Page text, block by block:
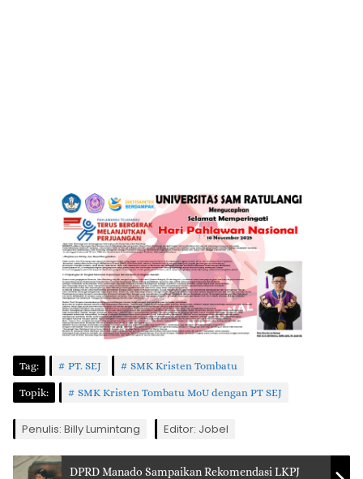
Tag: PT. SEJ SMK Kristen Tombatu
Topik: SMK Kristen Tombatu MoU dengan PT SEJ
Penulis: Billy Lumintang Editor: Jobel
DPRD Manado Sampaikan Rekomendasi LKPJ